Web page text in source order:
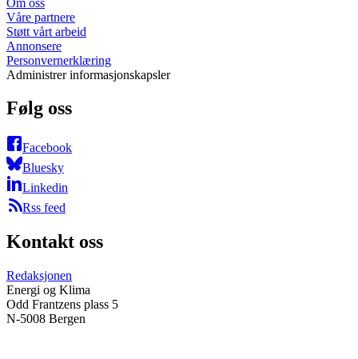
Våre partnere
Støtt vårt arbeid
Annonsere
Personvernerklæring
Administrer informasjonskapsler
Følg oss
Facebook
Bluesky
Linkedin
Rss feed
Kontakt oss
Redaksjonen
Energi og Klima
Odd Frantzens plass 5
N-5008 Bergen